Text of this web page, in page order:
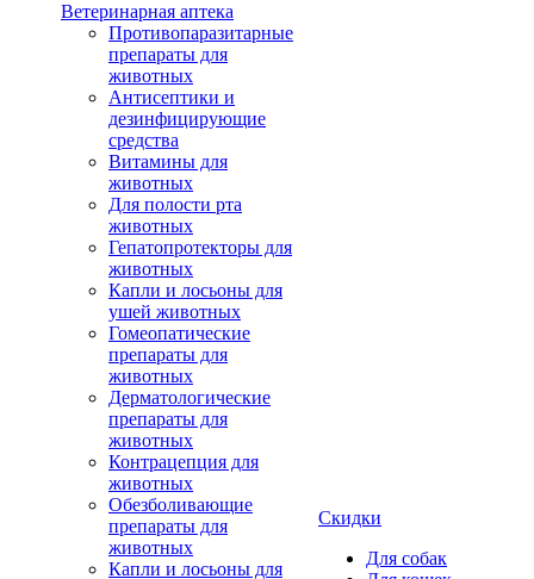
Ветеринарная аптека
Противопаразитарные
препараты для
животных
Антисептики и
дезинфицирующие
средства
Витамины для
животных
Для полости рта
животных
Гепатопротекторы для
животных
Капли и лосьоны для
ушей животных
Гомеопатические
препараты для
животных
Дерматологические
препараты для
животных
Контрацепция для
животных
Обезболивающие
препараты для
животных
Капли и лосьоны для
Скидки
Для собак